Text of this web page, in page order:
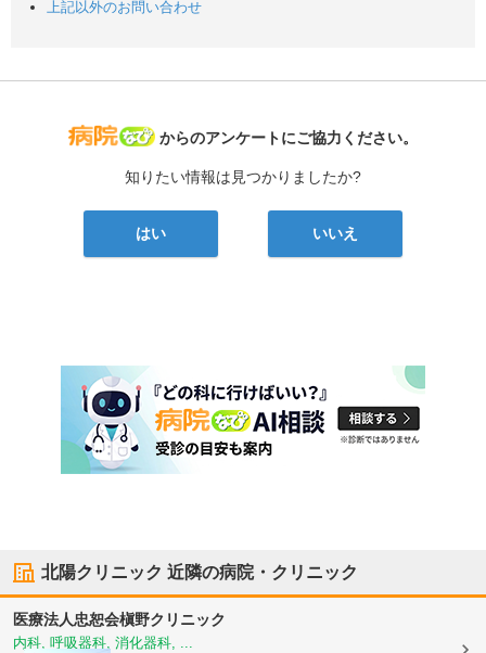
上記以外のお問い合わせ
病院なび
からのアンケートにご協力ください。
知りたい情報は見つかりましたか?
はい いいえ
北陽クリニック 近隣の病院・クリニック
医療法人忠恕会槇野クリニック
内科, 呼吸器科, 消化器科, ...